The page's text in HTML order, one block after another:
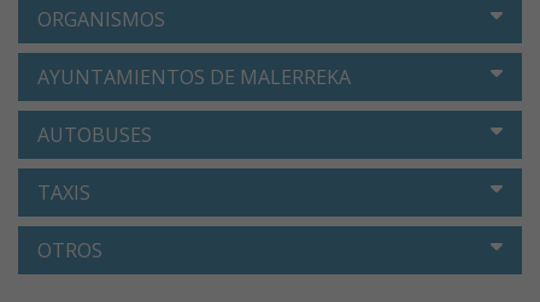
ORGANISMOS
AYUNTAMIENTOS DE MALERREKA
AUTOBUSES
TAXIS
OTROS